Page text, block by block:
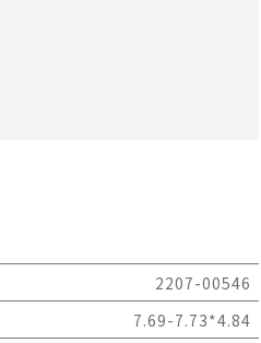
2207-00546
7.69-7.73*4.84